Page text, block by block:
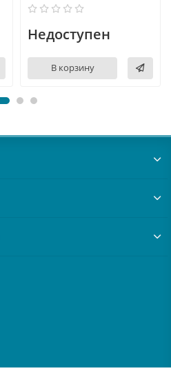
Недоступен
В корзину